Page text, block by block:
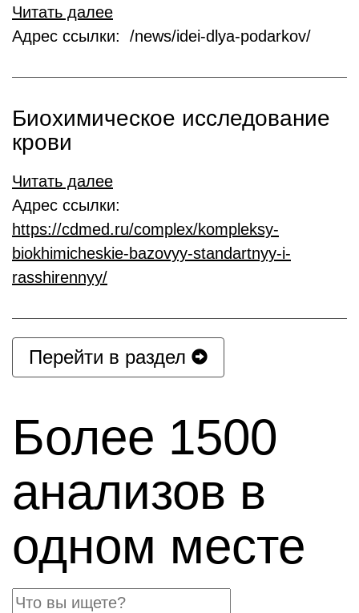
Читать далее
Адрес ссылки: /news/idei-dlya-podarkov/
Биохимическое исследование
крови
Читать далее
Адрес ссылки:
https://cdmed.ru/complex/kompleksy-
biokhimicheskie-bazovyy-standartnyy-i-
rasshirennyy/
Перейти в раздел
Более 1500
анализов в
одном месте